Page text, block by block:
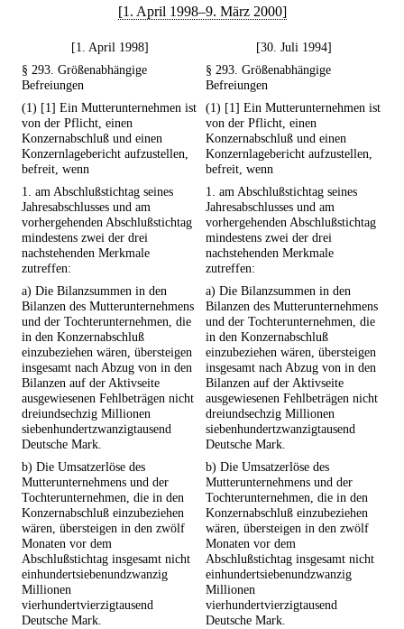
[1. April 1998–9. März 2000]
[1. April 1998]
[30. Juli 1994]
§ 293. Größenabhängige
Befreiungen
§ 293. Größenabhängige
Befreiungen
(1) [1] Ein Mutterunternehmen ist
von der Pflicht, einen
Konzernabschluß und einen
Konzernlagebericht aufzustellen,
befreit, wenn
(1) [1] Ein Mutterunternehmen ist
von der Pflicht, einen
Konzernabschluß und einen
Konzernlagebericht aufzustellen,
befreit, wenn
1. am Abschlußstichtag seines
Jahresabschlusses und am
vorhergehenden Abschlußstichtag
mindestens zwei der drei
nachstehenden Merkmale
zutreffen:
1. am Abschlußstichtag seines
Jahresabschlusses und am
vorhergehenden Abschlußstichtag
mindestens zwei der drei
nachstehenden Merkmale
zutreffen:
a) Die Bilanzsummen in den
Bilanzen des Mutterunternehmens
und der Tochterunternehmen, die
in den Konzernabschluß
einzubeziehen wären, übersteigen
insgesamt nach Abzug von in den
Bilanzen auf der Aktivseite
ausgewiesenen Fehlbeträgen nicht
dreiundsechzig Millionen
siebenhundertzwanzigtausend
Deutsche Mark.
a) Die Bilanzsummen in den
Bilanzen des Mutterunternehmens
und der Tochterunternehmen, die
in den Konzernabschluß
einzubeziehen wären, übersteigen
insgesamt nach Abzug von in den
Bilanzen auf der Aktivseite
ausgewiesenen Fehlbeträgen nicht
dreiundsechzig Millionen
siebenhundertzwanzigtausend
Deutsche Mark.
b) Die Umsatzerlöse des
Mutterunternehmens und der
Tochterunternehmen, die in den
Konzernabschluß einzubeziehen
wären, übersteigen in den zwölf
Monaten vor dem
Abschlußstichtag insgesamt nicht
einhundertsiebenundzwanzig
Millionen
vierhundertvierzigtausend
Deutsche Mark.
b) Die Umsatzerlöse des
Mutterunternehmens und der
Tochterunternehmen, die in den
Konzernabschluß einzubeziehen
wären, übersteigen in den zwölf
Monaten vor dem
Abschlußstichtag insgesamt nicht
einhundertsiebenundzwanzig
Millionen
vierhundertvierzigtausend
Deutsche Mark.